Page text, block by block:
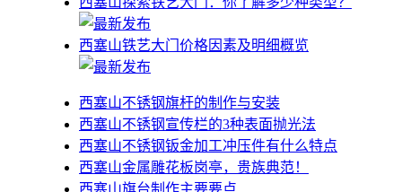
西塞山铁艺大门价格因素及明细概览
西塞山不锈钢旗杆的制作与安装
西塞山不锈钢宣传栏的3种表面抛光法
西塞山不锈钢钣金加工冲压件有什么特点
西塞山金属雕花板岗亭，贵族典范！
西塞山旗台制作主要要点